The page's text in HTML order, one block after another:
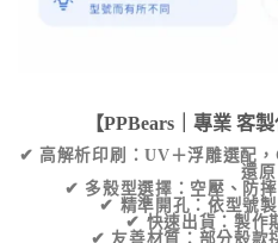
【PPBears｜專業 客
✔ 高解析印刷 ：UV＋浮雕選配，
還原
✔ 多殼型選擇 ：空壓、防
✔ 精準開孔 ：依型號
✔ 快速出貨 ：製作
✔ 友善材質 ：部分殼款